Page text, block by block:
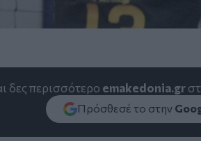
δες περισσότερο emakedonia.gr
Πρόσθεσέ το στην